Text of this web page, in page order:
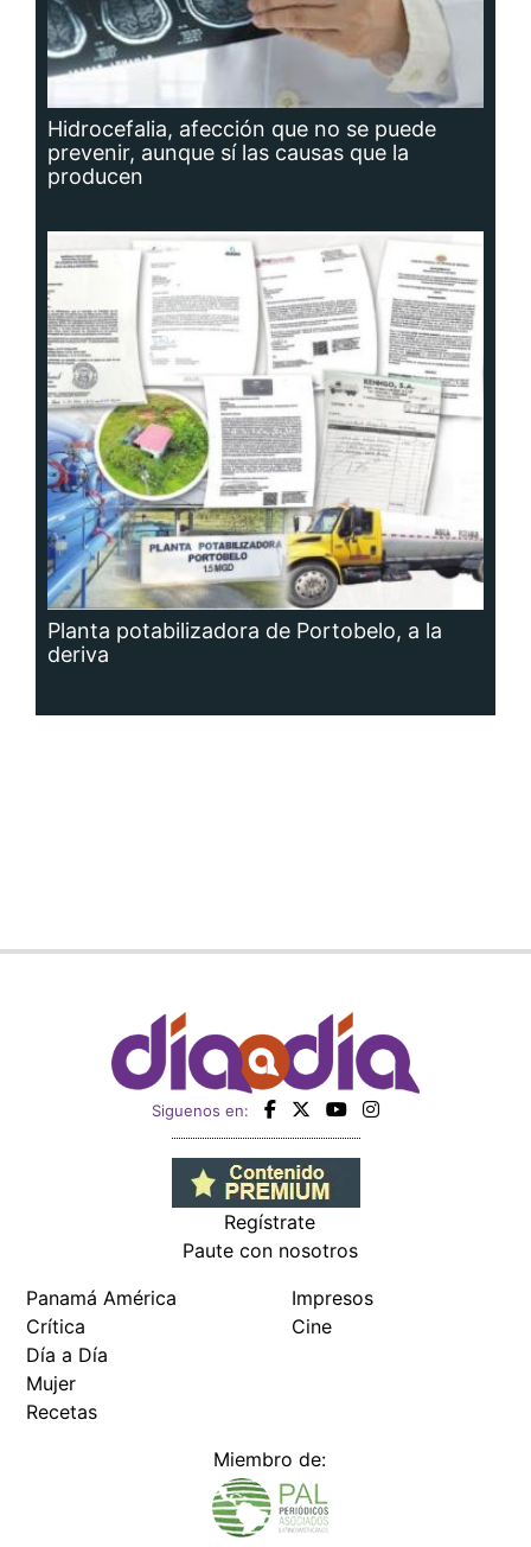
Hidrocefalia, afección que no se puede
prevenir, aunque sí las causas que la
producen
Planta potabilizadora de Portobelo, a la
deriva
Siguenos en:
Regístrate
Paute con nosotros
Panamá América
Crítica
Día a Día
Mujer
Recetas
Impresos
Cine
Miembro de: